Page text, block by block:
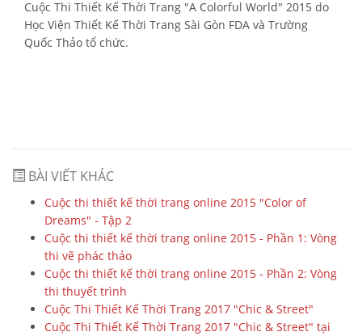
Cuộc Thi Thiết Kế Thời Trang "A Colorful World" 2015 do
Học Viện Thiết Kế Thời Trang Sài Gòn FDA và Trường
Quốc Thảo tổ chức.
BÀI VIẾT KHÁC
Cuộc thi thiết kế thời trang online 2015 "Color of
Dreams" - Tập 2
Cuộc thi thiết kế thời trang online 2015 - Phần 1: Vòng
thi vẽ phác thảo
Cuộc thi thiết kế thời trang online 2015 - Phần 2: Vòng
thi thuyết trình
Cuộc Thi Thiết Kế Thời Trang 2017 "Chic & Street"
Cuộc Thi Thiết Kế Thời Trang 2017 "Chic & Street" tại